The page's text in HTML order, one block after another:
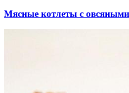
Мясные котлеты с